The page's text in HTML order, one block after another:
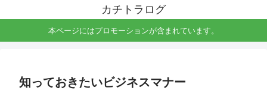
カチトラログ
本ページにはプロモーションが含まれています。
知っておきたいビジネスマナー